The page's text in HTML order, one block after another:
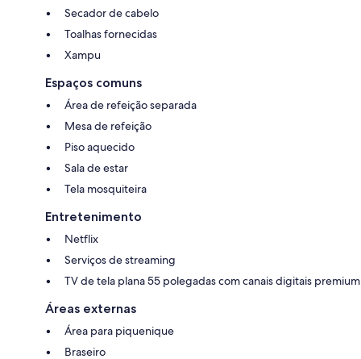
Secador de cabelo
Toalhas fornecidas
Xampu
Espaços comuns
Área de refeição separada
Mesa de refeição
Piso aquecido
Sala de estar
Tela mosquiteira
Entretenimento
Netflix
Serviços de streaming
TV de tela plana 55 polegadas com canais digitais premium
Áreas externas
Área para piquenique
Braseiro